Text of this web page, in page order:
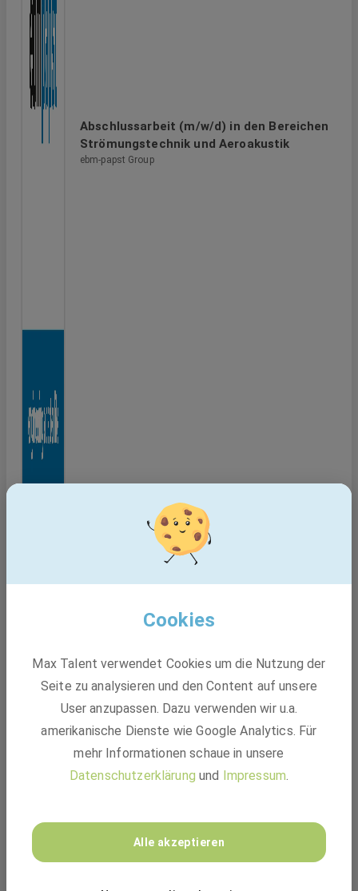
Abschlussarbeit (m/w/d) in den Bereichen
Strömungstechnik und Aeroakustik
ebm-papst Group
Cookies
Max Talent verwendet Cookies um die Nutzung der
Seite zu analysieren und den Content auf unsere
User anzupassen. Dazu verwenden wir u.a.
amerikanische Dienste wie Google Analytics. Für
mehr Informationen schaue in unsere
Datenschutzerklärung und Impressum.
Alle akzeptieren